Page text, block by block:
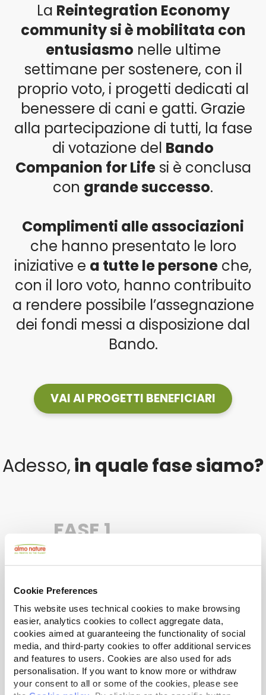
Cookie Preferences
This website uses technical cookies to make browsing
easier, analytics cookies to collect aggregate data,
cookies aimed at guaranteeing the functionality of social
media, and third-party cookies to offer additional services
and features to users. Cookies are also used for ads
personalisation. If you want to know more or withdraw
your consent to all or some of the cookies, please see
La Reintegration Economy
community si è mobilitata con
entusiasmo nelle ultime
settimane per sostenere, con il
proprio voto, i progetti dedicati al
benessere di cani e gatti. Grazie
alla partecipazione di tutti, la fase
di votazione del Bando
Companion for Lifesi è conclusa
con grande successo.
Complimenti alle associazioni
che hanno presentato le loro
iniziative e a tutte le persone che,
con il loro voto, hanno contribuito
a rendere possibile l’assegnazione
dei fondi messi a disposizione dal
Bando.
VAI AI PROGETTI BENEFICIARI
Adesso,in quale fase siamo?
FASE 1
PROGETTI
Dal 2° aprile al 3 giugnio 2025 ciascuna
associazione non profit interessata potrà
presentare su questo sito un proprio progetto
negli ambiti previsti dal bando. Ogni candidatura
dovrà includere una descrizione dettagliata e tutta
la documentazione richiesta dal bando.
Fase finalizzata!